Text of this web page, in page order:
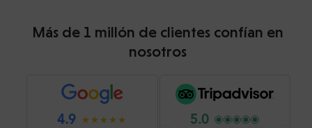
Más de 1 millón de clientes confían en
nosotros
4.9 5.0